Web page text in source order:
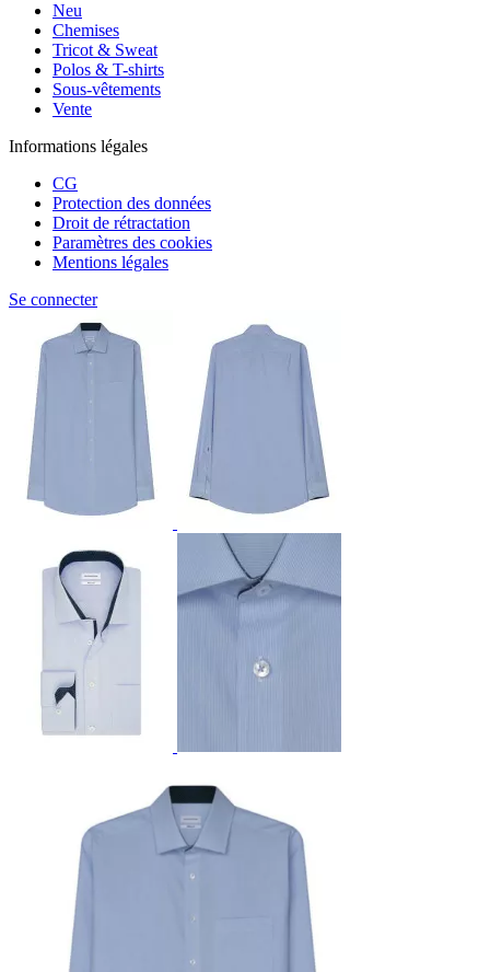
Neu
Chemises
Tricot & Sweat
Polos & T-shirts
Sous-vêtements
Vente
Informations légales
CG
Protection des données
Droit de rétractation
Paramètres des cookies
Mentions légales
Se connecter